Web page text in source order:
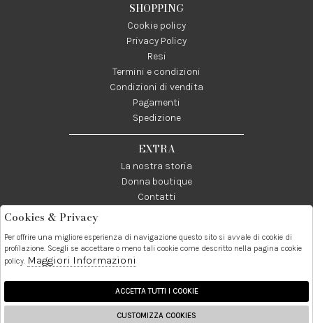
SHOPPING
Cookie policy
Privacy Policy
Resi
Termini e condizioni
Condizioni di vendita
Pagamenti
Spedizione
EXTRA
La nostra storia
Donna boutique
Contatti
Telefono:
089237858
Whatsapp:
3338855601
Contatti:
info@donna1981.it
Cookies & Privacy
Per offrire una migliore esperienza di navigazione questo sito si avvale di cookie di
profilazione. Scegli se accettare o meno tali cookie come descritto nella pagina cookie
policy. Maggiori Informazioni
ACCETTA TUTTI I COOKIE
CUSTOMIZZA COOKIES